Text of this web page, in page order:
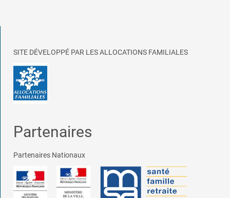
SITE DÉVELOPPÉ PAR LES ALLOCATIONS FAMILIALES
Partenaires
Partenaires Nationaux